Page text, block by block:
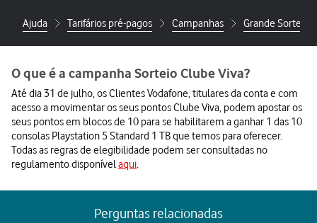
Ajuda Tarifários pré-pagos Campanhas Grande Sorteio
O que é a campanha Sorteio Clube Viva?
Até dia 31 de julho, os Clientes Vodafone, titulares da conta e com
acesso a movimentar os seus pontos Clube Viva, podem apostar os
seus pontos em blocos de 10 para se habilitarem a ganhar 1 das 10
consolas Playstation 5 Standard 1 TB que temos para oferecer.
Todas as regras de elegibilidade podem ser consultadas no
regulamento disponívelaqui.
Perguntas relacionadas